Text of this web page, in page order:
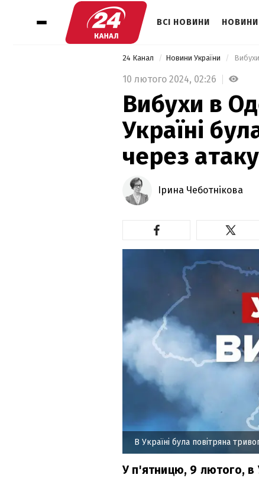
ВСІ НОВИНИ НОВИНИ
24 Канал Новини України
10 лютого 2024, 02:26
Вибухи в
Україні
через
Ірина Чеботнікова
В Україні була повітряна
У п'ятницю, 9 лютого, в